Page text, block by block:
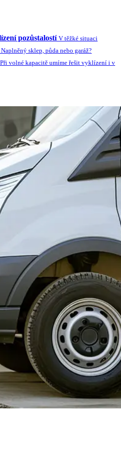
pozůstalostí V těžké situaci
Naplněný sklep, půda nebo garáž?
Při volné kapacitě umíme řešit vyklízení i v